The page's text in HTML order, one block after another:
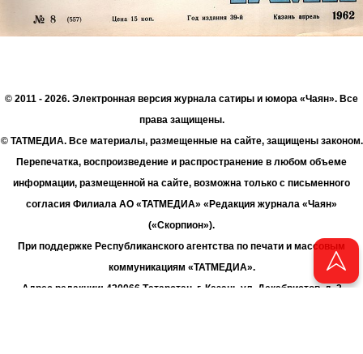
© 2011 - 2026. Электронная версия журнала сатиры и юмора «Чаян». Все
права защищены.
© ТАТМЕДИА. Все материалы, размещенные на сайте, защищены законом.
Перепечатка, воспроизведение и распространение в любом объеме
информации, размещенной на сайте, возможна только с письменного
согласия Филиала АО «ТАТМЕДИА» «Редакция журнала «Чаян»
(«Скорпион»).
При поддержке Республиканского агентства по печати и массовым
коммуникациям «ТАТМЕДИА».
Адрес редакции: 420066 Татарстан, г. Казань ул. Декабристов, д. 2